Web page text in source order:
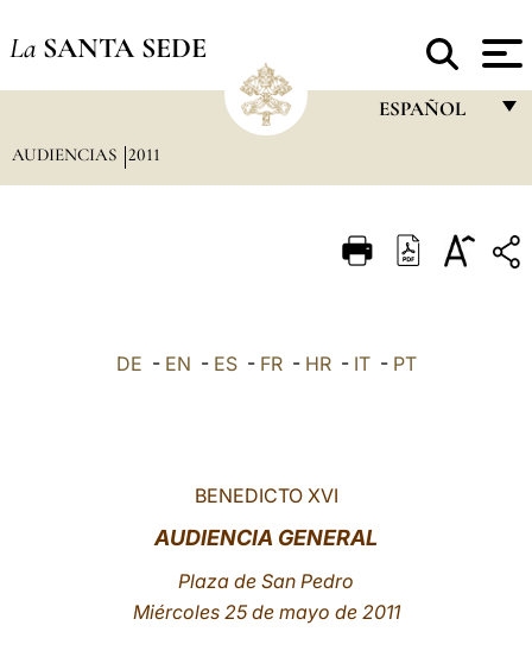
La SANTA SEDE
ESPAÑOL
ITALIANO
AUDIENCIAS 2011
DE - EN - ES- FR- HR- IT- PT
BENEDICTO XVI
AUDIENCIA GENERAL
Plaza de San Pedro
Miércoles 25 de mayo de 2011